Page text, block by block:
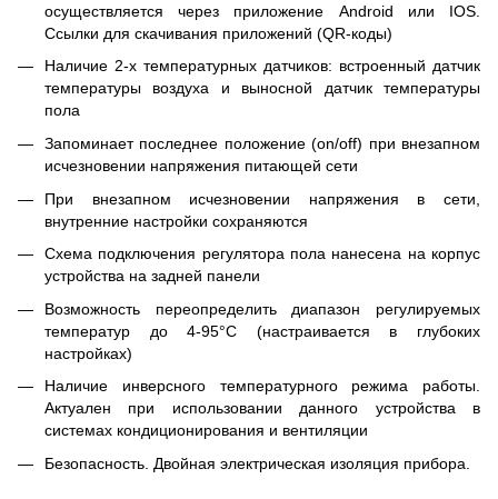
осуществляется через приложение Android или IOS.
Ссылки для скачивания приложений (QR-коды)
Наличие 2-х температурных датчиков: встроенный датчик
температуры воздуха и выносной датчик температуры
пола
Запоминает последнее положение (on/off) при внезапном
исчезновении напряжения питающей сети
При внезапном исчезновении напряжения в сети,
внутренние настройки сохраняются
Схема подключения регулятора пола нанесена на корпус
устройства на задней панели
Возможность переопределить диапазон регулируемых
температур до 4-95°С (настраивается в глубоких
настройках)
Наличие инверсного температурного режима работы.
Актуален при использовании данного устройства в
системах кондиционирования и вентиляции
Безопасность. Двойная электрическая изоляция прибора.